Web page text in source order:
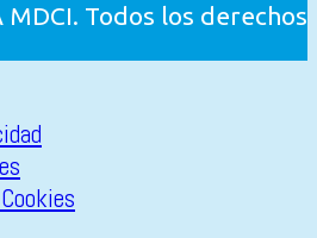
Todos los derechos